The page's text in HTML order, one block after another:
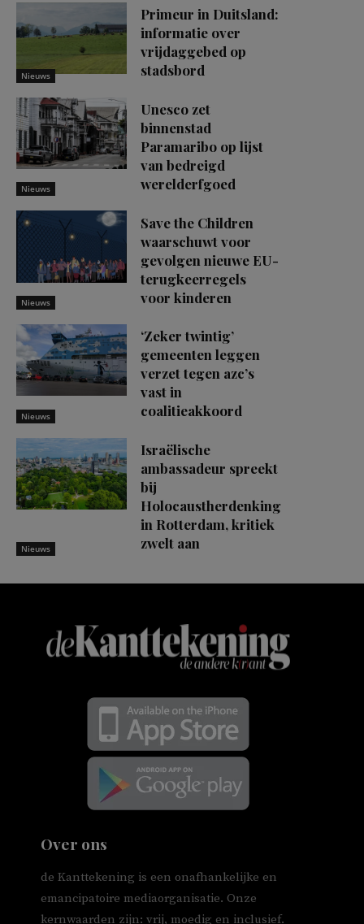
Nieuws
Primeur in Duitsland:
informatie over
vrijdaggebed op
stadsbord
Nieuws
Unesco zet
binnenstad
Paramaribo op lijst
van bedreigd
werelderfgoed
Nieuws
Save the Children
waarschuwt voor
gevolgen nieuwe EU-
terugkeerregels
voor kinderen
Nieuws
‘Zeker twintig’
gemeenten leggen
verzet tegen azc’s
vast in
coalitieakkoord
Nieuws
Israëlische
ambassadeur spreekt
bij
Holocaustherdenking
in Rotterdam, kritiek
zwelt aan
Over ons
de Kanttekening is een onafhankelijke en
emancipatoire mediaorganisatie. Onze
kernwaarden zijn: vrij, moedig en inclusief.